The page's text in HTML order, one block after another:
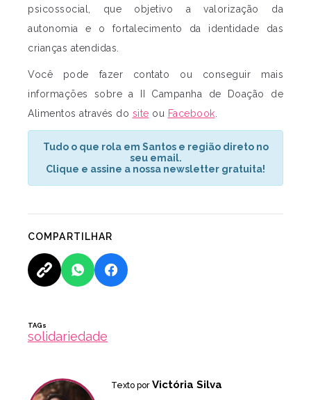
psicossocial, que objetivo a valorização da
autonomia e o fortalecimento da identidade das
crianças atendidas.
Você pode fazer contato ou conseguir mais
informações sobre a II Campanha de Doação de
Alimentos através do site ou Facebook.
Tudo o que rola em Santos e região direto no
seu email.
Clique e assine a nossa newsletter gratuita!
COMPARTILHAR
TAGs
solidariedade
Texto por Victória Silva